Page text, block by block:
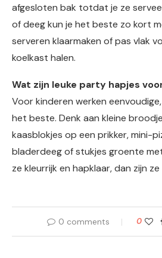
afgesloten bak totdat je ze
of deeg kun je het beste zo kort
serveren klaarmaken of pas vlak
koelkast halen.
Wat zijn leuke party hapjes
Voor kinderen werken
het beste. Denk aan kleine
kaasblokjes op een prikker, mini-
bladerdeeg of stukjes groente
ze kleurrijk en hapklaar, dan zijn ze
0 comments 0